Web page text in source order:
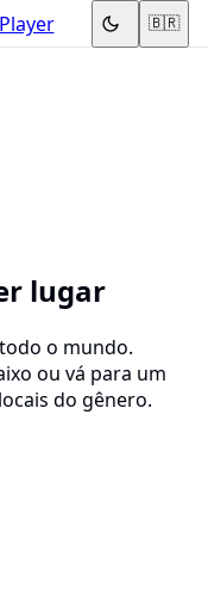
🇧🇷
lugar
o mundo.
ou vá para um
do gênero.